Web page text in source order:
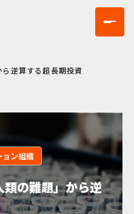
逆算する超長期投資
ョン組織
の難題」から逆